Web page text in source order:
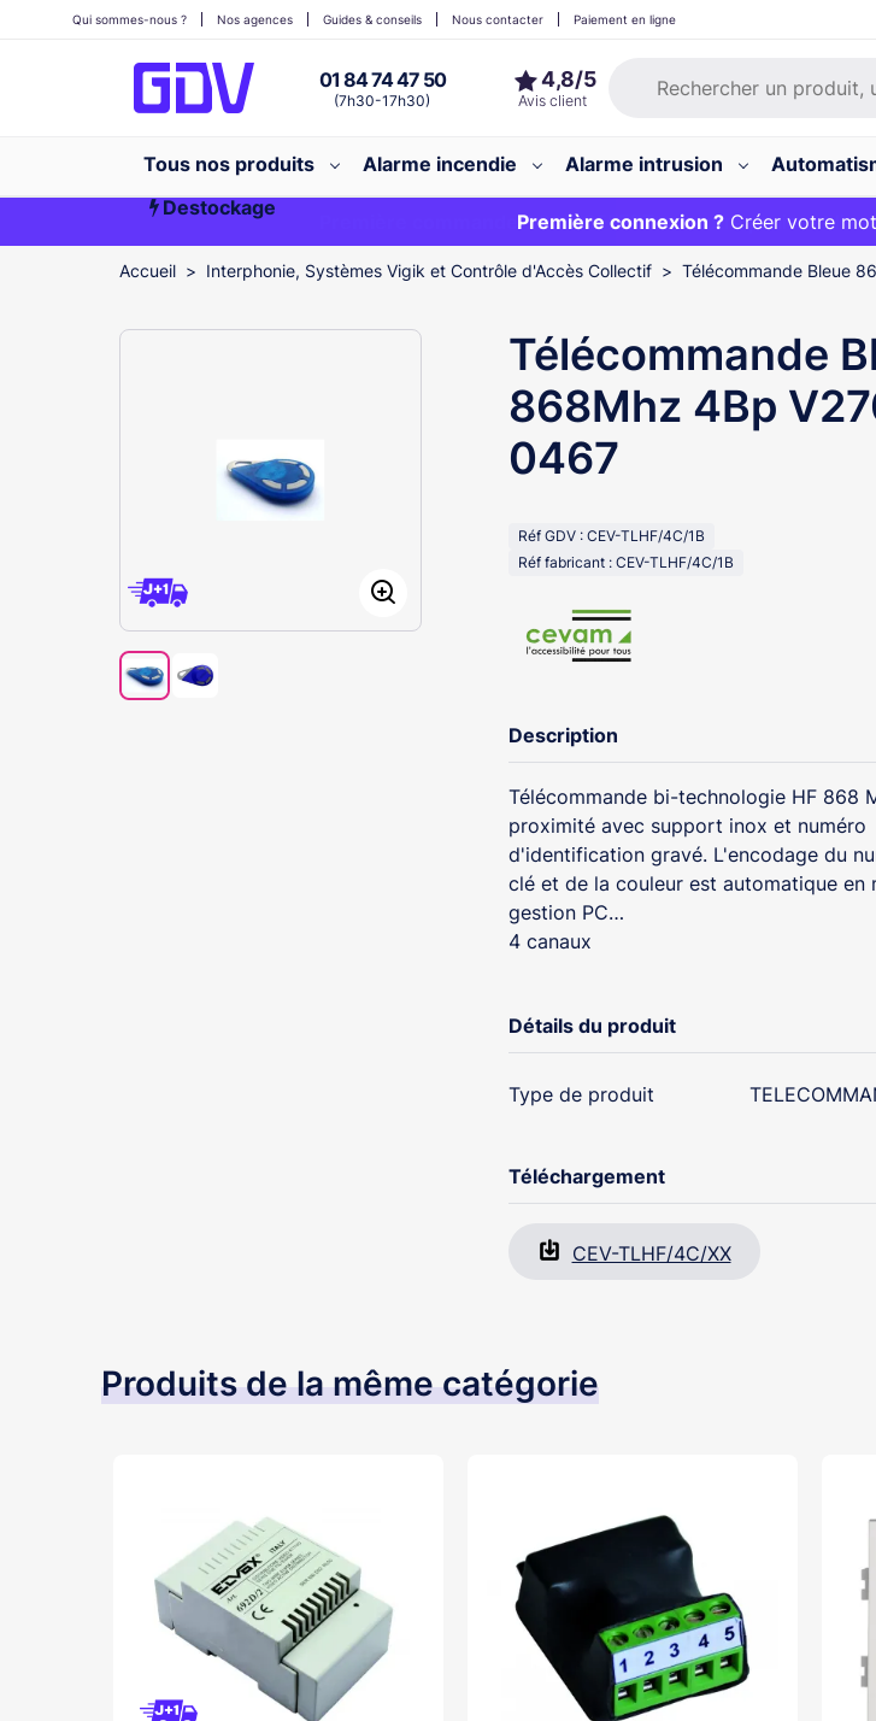
01 84 74 47 50
(7h30-17h30)
Qui sommes-nous ? Nos agences Guides & conseils Nous contacter Paiement en ligne
Tous nos produits Alarme incendie Alarme intrusion
Destockage
Première commande ?20€ OFFERT sur votre panier et
Première connexion ?Créer votre
EXCLU WEB :
Accueil Interphonie, Systèmes Vigik et Contrôle d'Accès Collectif Télécommande Bleue
Télécommande
868Mhz 4Bp
0467
Réf GDV : CEV-TLHF/4C/1B
Réf fabricant : CEV-TLHF/4C/1B
Description
Télécommande bi-technologie HF 868
proximité avec support inox et numéro
d'identification gravé. L'encodage du
clé et de la couleur est automatique en
gestion PC
4 canaux
Détails du produit
Type de produit
Téléchargement
CEV-TLHF/4C/XX
Produits de la même catégorie